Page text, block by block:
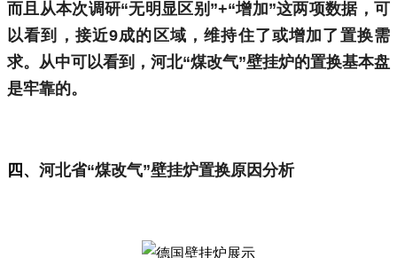
而且从本次调研“无明显区别”+“增加”这两项数据，可
以看到，接近9成的区域，维持住了或增加了置换需
求。从中可以看到，河北“煤改气”壁挂炉的置换基本盘
是牢靠的。
四、 河北省“煤改气”壁挂炉置换原因分析